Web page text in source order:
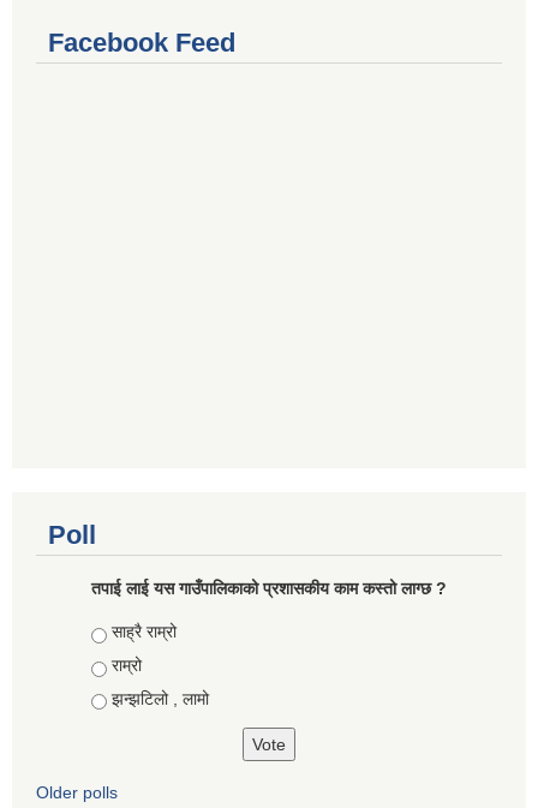
Facebook Feed
Poll
तपाई लाई यस गाउँपालिकाको प्रशासकीय काम कस्तो लाग्छ ?
Choices
साह्रै राम्रो
राम्रो
झन्झटिलो , लामो
Older polls